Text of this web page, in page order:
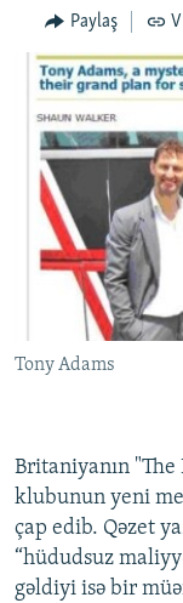
ARAŞDIRMA
MULTIMEDIA
VIDEO
FOTOQALEREYA
İNFOQRAFIKA
KARIKATURA
RADIO ARXIV
OXU ZALI
AZƏRBAYCAN
İSLAM VƏ
İZ - MƏDƏNIYYƏT
HAQQIMIZDA
MISSIYAMIZ
PEŞƏ ETIKASI VƏ
AZADLIQRADIOSU
BIZIMLƏ ƏLAQƏ
BIZI IZLƏ
RFE/RL-in
Paylaş
Tony Adams
Britaniyanın
klubunun yeni
çap edib. Qəzet
“hüdudsuz
gəldiyi isə bir